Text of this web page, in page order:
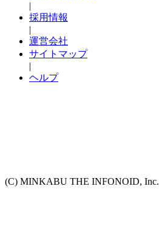
|
採用情報
|
運営会社
サイトマップ
|
ヘルプ
(C) MINKABU THE INFONOID, Inc.